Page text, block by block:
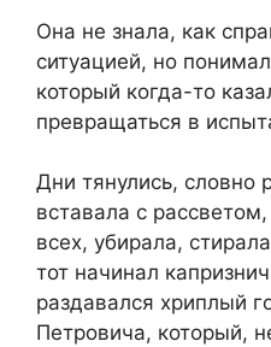
Она не знала, как
ситуацией, но
который когда-то
превращаться в
Дни тянулись, словно
вставала с
всех, убирала,
тот начинал
раздавался хриплый
Петровича, который,